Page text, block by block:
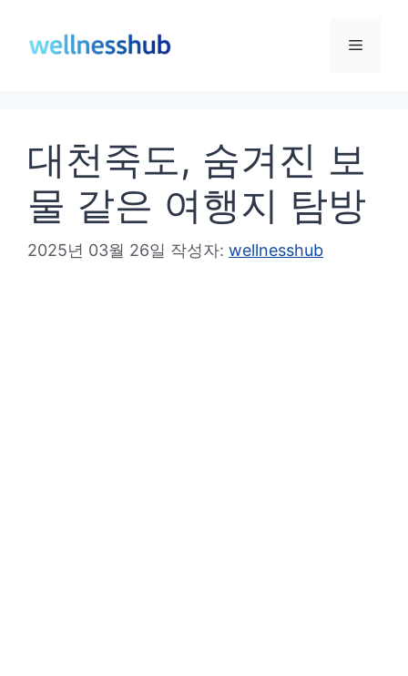
메
대천죽도, 숨겨진 보
물 같은 여행지 탐방
2025년 03월 26일 작성자: wellnesshub